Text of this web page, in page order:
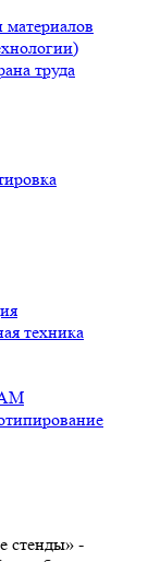
труда
техника
стенды» -